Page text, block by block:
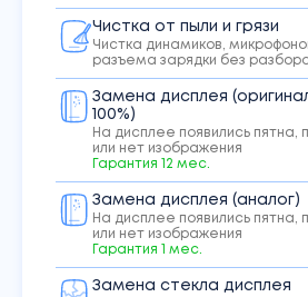
Чистка от пыли и грязи
Чистка динамиков,
разъема зарядки без
Замена дисплея
100%)
На дисплее появились пятна,
или нет изображения
Гарантия
12 мес.
Замена дисплея (аналог)
На дисплее появились пятна,
или нет изображения
Гарантия
мес.
Замена стекла дисплея